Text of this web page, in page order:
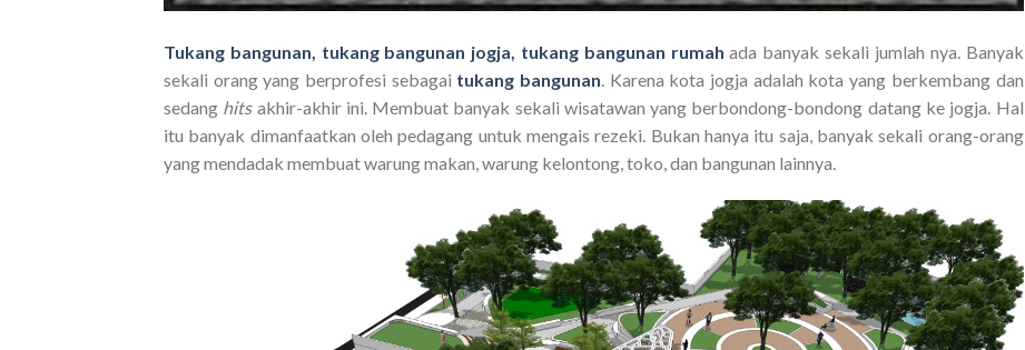
Tukang bangunan, tukang bangunan jogja, tukang bangunan rumahada banyak sekali jumlah nya. Banyak
sekali orang yang berprofesi sebagai tukang bangunan. Karena kota jogja adalah kota yang berkembang dan
sedang hitsakhir-akhir ini. Membuat banyak sekali wisatawan yang berbondong-bondong datang ke jogja. Hal
itu banyak dimanfaatkan oleh pedagang untuk mengais rezeki. Bukan hanya itu saja, banyak sekali orang-orang
yang mendadak membuat warung makan, warung kelontong, toko, dan bangunan lainnya.